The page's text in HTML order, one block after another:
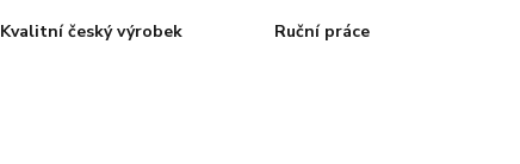
Kvalitní český výrobek Ruční práce